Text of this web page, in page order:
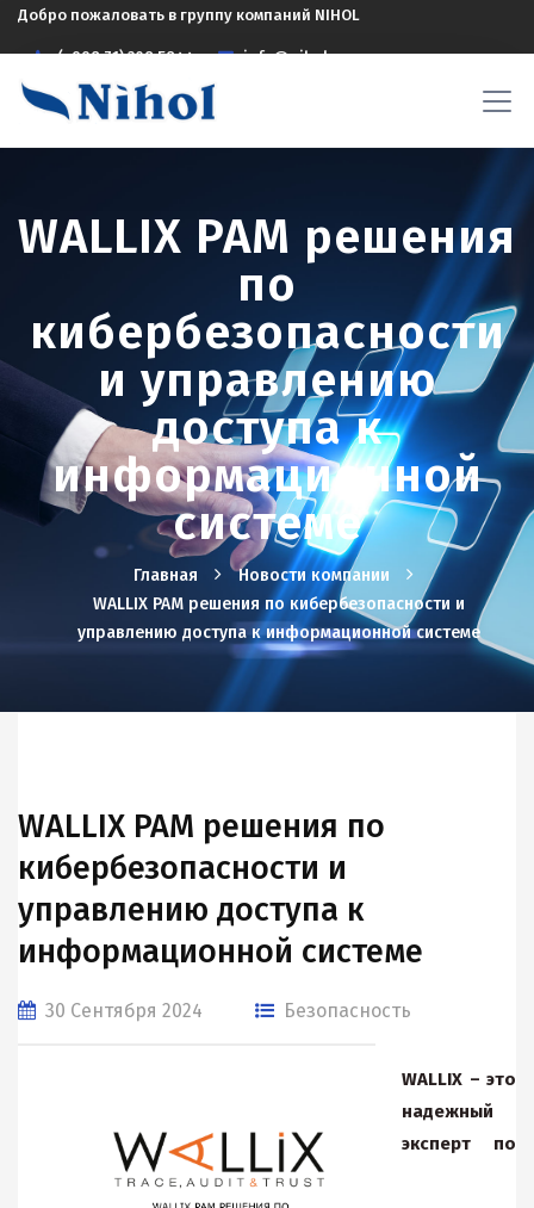
Добро пожаловать в группу компаний NIHOL
(+998 71) 208 5844 info@nihol.uz
WALLIX PAM решения
по
кибербезопасности
и управлению
доступа к
информационной
системе
Главная
Новости компании
WALLIX PAM решения по кибербезопасности и
управлению доступа к информационной системе
WALLIX PAM решения по
кибербезопасности и
управлению доступа к
информационной системе
30 Сентября 2024 Безопасность
WALLIX – это
надежный
эксперт по